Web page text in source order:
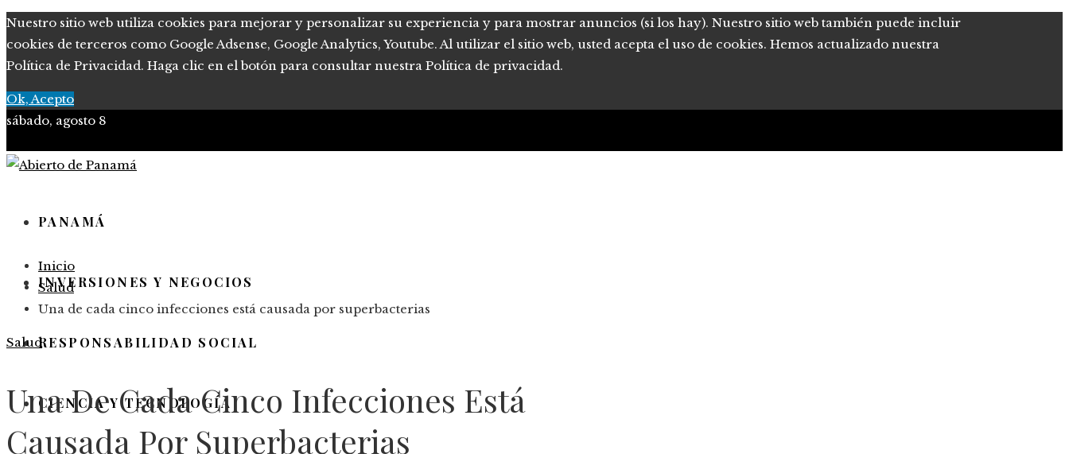
Nuestro sitio web utiliza cookies para mejorar y personalizar su experiencia y para mostrar anuncios (si los hay). Nuestro sitio web también puede incluir
cookies de terceros como Google Adsense, Google Analytics, Youtube. Al utilizar el sitio web, usted acepta el uso de cookies. Hemos actualizado nuestra
Política de Privacidad. Haga clic en el botón para consultar nuestra Política de privacidad.
Ok, Acepto
sábado, agosto 8
PANAMÁ
INVERSIONES Y NEGOCIOS
RESPONSABILIDAD SOCIAL
CIENCIA Y TECNOLOGÍA
Inicio
Salud
Una de cada cinco infecciones está causada por superbacterias
Salud
Una De Cada Cinco Infecciones Está
Causada Por Superbacterias